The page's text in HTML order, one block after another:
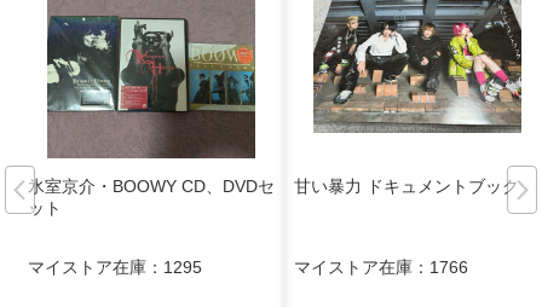
氷室京介・BOOWY CD、DVDセ
ット
マイストア在庫： 1295
甘い暴力 ドキュメントブック
マイストア在庫： 1766